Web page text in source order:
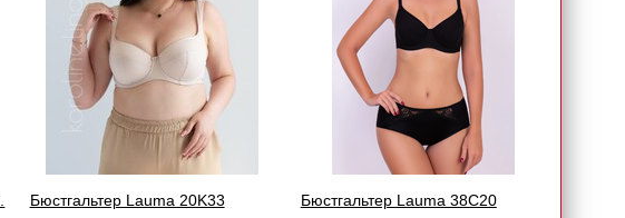
Бюстгальтер Lauma 20K33 Бюстгальтер Lauma 38C20